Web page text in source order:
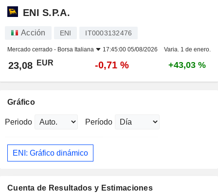
ENI S.P.A.
Acción ENI IT0003132476
Mercado cerrado - Borsa Italiana 17:45:00 05/08/2026 Varia. 1 de enero.
23,08 EUR -0,71 % +43,03 %
Gráfico
Periodo Período
ENI: Gráfico dinámico
Cuenta de Resultados y Estimaciones